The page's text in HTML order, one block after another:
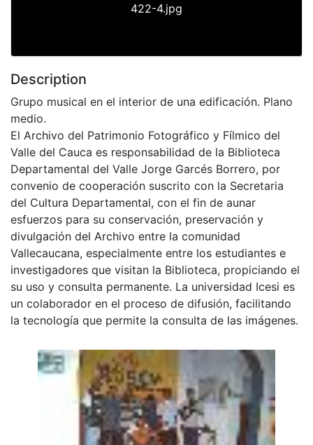
422-4.jpg
Description
Grupo musical en el interior de una edificación. Plano
medio.
El Archivo del Patrimonio Fotográfico y Fílmico del
Valle del Cauca es responsabilidad de la Biblioteca
Departamental del Valle Jorge Garcés Borrero, por
convenio de cooperación suscrito con la Secretaria
del Cultura Departamental, con el fin de aunar
esfuerzos para su conservación, preservación y
divulgación del Archivo entre la comunidad
Vallecaucana, especialmente entre los estudiantes e
investigadores que visitan la Biblioteca, propiciando el
su uso y consulta permanente. La universidad Icesi es
un colaborador en el proceso de difusión, facilitando
la tecnología que permite la consulta de las imágenes.